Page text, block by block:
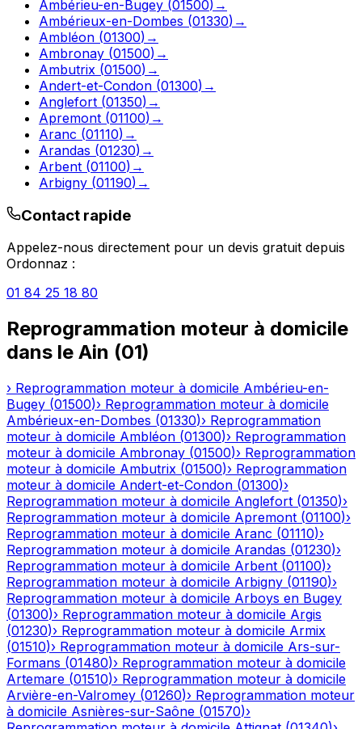
Ambérieu-en-Bugey (01500) →
Ambérieux-en-Dombes (01330) →
Ambléon (01300) →
Ambronay (01500) →
Ambutrix (01500) →
Andert-et-Condon (01300) →
Anglefort (01350) →
Apremont (01100) →
Aranc (01110) →
Arandas (01230) →
Arbent (01100) →
Arbigny (01190) →
Contact rapide
Appelez-nous directement pour un devis gratuit depuis
Ordonnaz :
01 84 25 18 80
Reprogrammation moteur à domicile
dans le Ain (01)
› Reprogrammation moteur à domicile Ambérieu-en-
Bugey (01500)› Reprogrammation moteur à domicile
Ambérieux-en-Dombes (01330)› Reprogrammation
moteur à domicile Ambléon (01300)› Reprogrammation
moteur à domicile Ambronay (01500)› Reprogrammation
moteur à domicile Ambutrix (01500)› Reprogrammation
moteur à domicile Andert-et-Condon (01300)›
Reprogrammation moteur à domicile Anglefort (01350)›
Reprogrammation moteur à domicile Apremont (01100)›
Reprogrammation moteur à domicile Aranc (01110)›
Reprogrammation moteur à domicile Arandas (01230)›
Reprogrammation moteur à domicile Arbent (01100)›
Reprogrammation moteur à domicile Arbigny (01190)›
Reprogrammation moteur à domicile Arboys en Bugey
(01300)› Reprogrammation moteur à domicile Argis
(01230)› Reprogrammation moteur à domicile Armix
(01510)› Reprogrammation moteur à domicile Ars-sur-
Formans (01480)› Reprogrammation moteur à domicile
Artemare (01510)› Reprogrammation moteur à domicile
Arvière-en-Valromey (01260)› Reprogrammation moteur
à domicile Asnières-sur-Saône (01570)›